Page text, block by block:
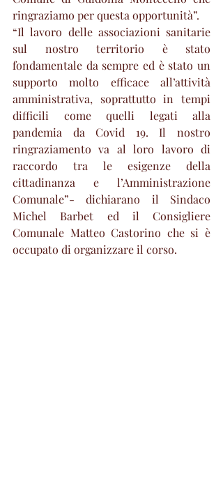
ringraziamo per questa opportunità”.
“Il lavoro delle associazioni sanitarie
sul nostro territorio è stato
fondamentale da sempre ed è stato un
supporto molto efficace all’attività
amministrativa, soprattutto in tempi
difficili come quelli legati alla
pandemia da Covid 19. Il nostro
ringraziamento va al loro lavoro di
raccordo tra le esigenze della
cittadinanza e l’Amministrazione
Comunale”- dichiarano il Sindaco
Michel Barbet ed il Consigliere
Comunale Matteo Castorino che si è
occupato di organizzare il corso.